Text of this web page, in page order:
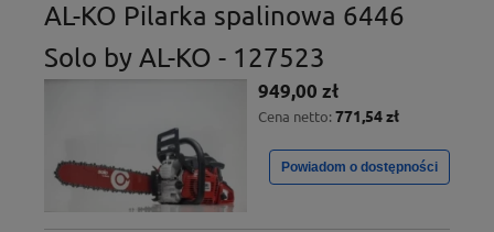
AL-KO Pilarka spalinowa 6446
Solo by AL-KO - 127523
949,00 zł
Cena netto: 771,54 zł
Powiadom o dostępności